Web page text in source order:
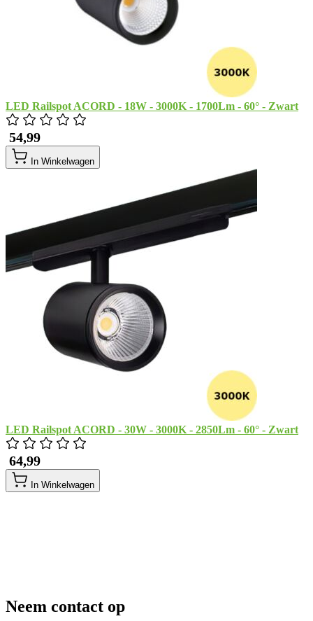
LED Railspot ACORD - 18W - 3000K - 1700Lm - 60° - Zwart
​ 54,99
In Winkelwagen
LED Railspot ACORD - 30W - 3000K - 2850Lm - 60° - Zwart
​ 64,99
In Winkelwagen
Neem contact op